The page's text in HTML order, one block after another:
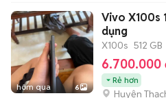
hôm qua 6
Vivo X100s
dụng
X100s 512 GB
6.700.000
Rẻ hơn
Huyện